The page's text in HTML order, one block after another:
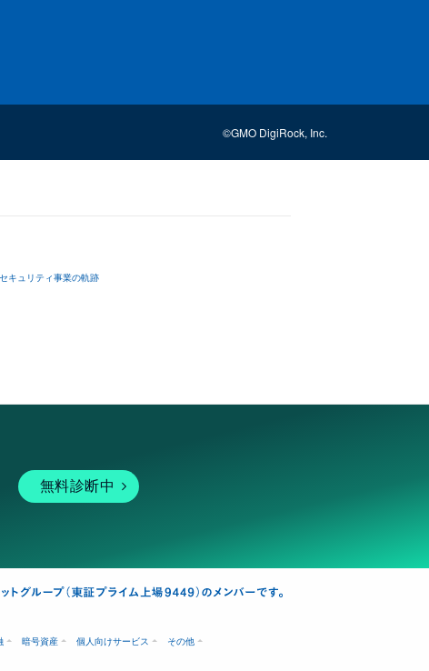
©GMO DigiRock, Inc.
セキュリティ事業の軌跡
無料診断中
暗号資産 個人向けサービス その他